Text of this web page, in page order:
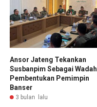
Ansor Jateng Tekankan
Susbanpim Sebagai Wadah
Pembentukan Pemimpin
Banser
3 bulan lalu